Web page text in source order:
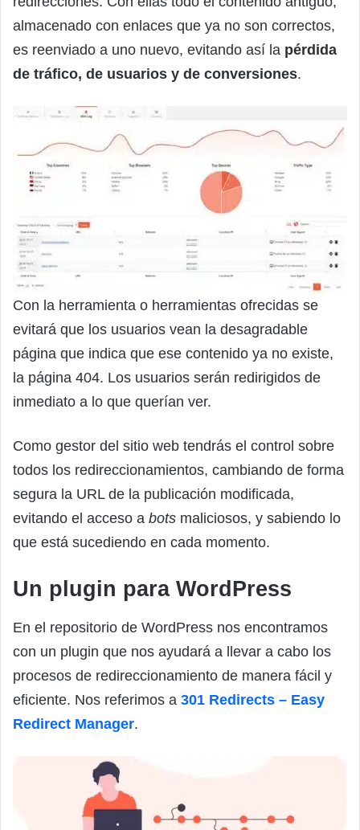
almacenado con enlaces que ya no son correctos,
es reenviado a uno nuevo, evitando así la pérdida
de tráfico, de usuarios y de conversiones.
Con la herramienta o herramientas ofrecidas se
evitará que los usuarios vean la desagradable
página que indica que ese contenido ya no existe,
la página 404. Los usuarios serán redirigidos de
inmediato a lo que querían ver.
Como gestor del sitio web tendrás el control sobre
todos los redireccionamientos, cambiando de forma
segura la URL de la publicación modificada,
evitando el acceso a bots maliciosos, y sabiendo lo
que está sucediendo en cada momento.
Un plugin para WordPress
En el repositorio de WordPress nos encontramos
con un plugin que nos ayudará a llevar a cabo los
procesos de redireccionamiento de manera fácil y
eficiente. Nos referimos a 301 Redirects – Easy
Redirect Manager.